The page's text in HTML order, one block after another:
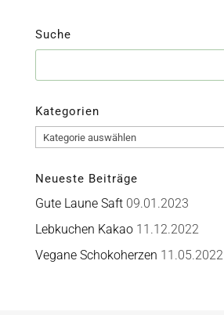
Suche
Kategorien
Kategorien
Neueste Beiträge
Gute Laune Saft 09.01.2023
Lebkuchen Kakao 11.12.2022
Vegane Schokoherzen 11.05.2022